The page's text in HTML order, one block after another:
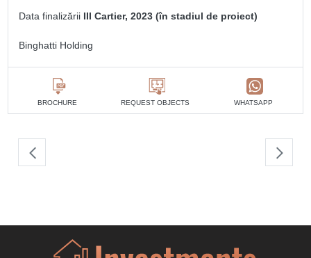
Data finalizării III Cartier, 2023 (în stadiul de proiect)
Binghatti Holding
BROCHURE REQUEST OBJECTS WHATSAPP